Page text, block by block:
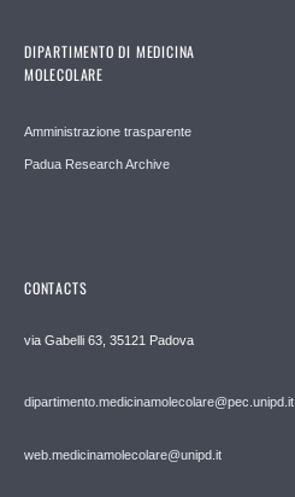
DIPARTIMENTO DI MEDICINA
MOLECOLARE
Amministrazione trasparente
Padua Research Archive
CONTACTS
via Gabelli 63, 35121 Padova
dipartimento.medicinamolecolare@pec.unipd.it
web.medicinamolecolare@unipd.it